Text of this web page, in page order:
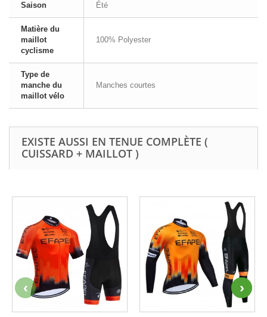
Saison Été
Matière du
maillot
cyclisme
100% Polyester
Type de
manche du
maillot vélo
Manches courtes
EXISTE AUSSI EN TENUE COMPLÈTE (
CUISSARD + MAILLOT )